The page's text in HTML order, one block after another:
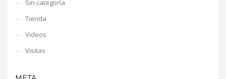
Sin categoría
Tienda
Videos
Visitas